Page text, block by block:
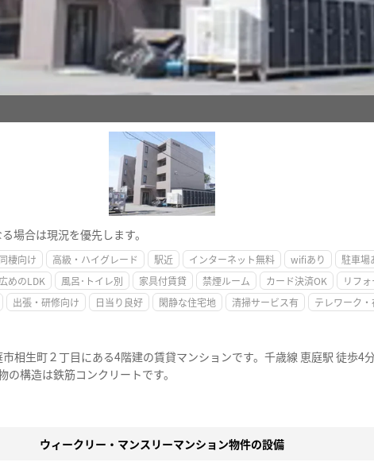
場合は現況を優先します。
同棲向け 高級・ハイグレード 駅近 インターネット無料 wifiあり
駐車場
広めのLDK 風呂･トイレ別 家具付賃貸 禁煙ルーム カード決済OK
リフ
出張・研修向け 日当り良好 閑静な住宅地 清掃サービス有
テレワーク
相生町２丁目にある4階建の賃貸マンションです。千歳線 恵庭駅 徒歩4
構造は鉄筋コンクリートです。
ウィークリー・マンスリーマンション物件の設備